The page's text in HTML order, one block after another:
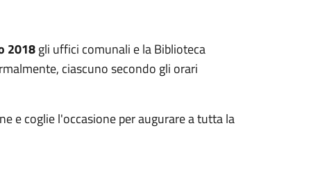
2018gli uffici comunali e la Biblioteca
ciascuno secondo gli orari
e coglie l'occasione per augurare a tutta la